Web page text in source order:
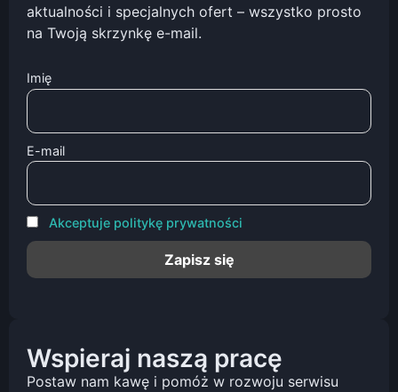
aktualności i specjalnych ofert – wszystko prosto
na Twoją skrzynkę e-mail.
Imię
E-mail
Akceptuje politykę prywatności
Wspieraj naszą pracę
Postaw nam kawę i pomóż w rozwoju serwisu